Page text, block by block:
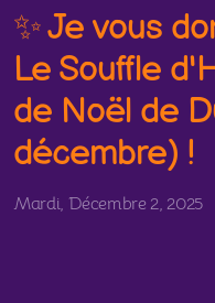
✨ Je vous
Le Souffle
de Noël de
décembre) !
Mardi, Décembre 2, 2025